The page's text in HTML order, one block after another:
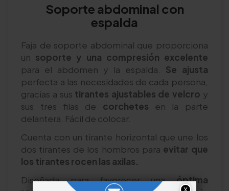
Soporte abdominal con
espalda
Faja de soporte abdominal que proporciona
un soporte y una compresión excelente
para el abdomen y la espalda. Se ajusta
perfecta a las necesidades de cada persona,
gracias a sus tirantes ajustables de velcro y
sus tres filas de corchetes en la parte
delantera. Fácil de colocar.
Cuenta con un tirante horizontal que une los
dos tirantes de los hombros para evitar que
los tirantes rocen las axilas.
Diseñada para favorecer unaóptima